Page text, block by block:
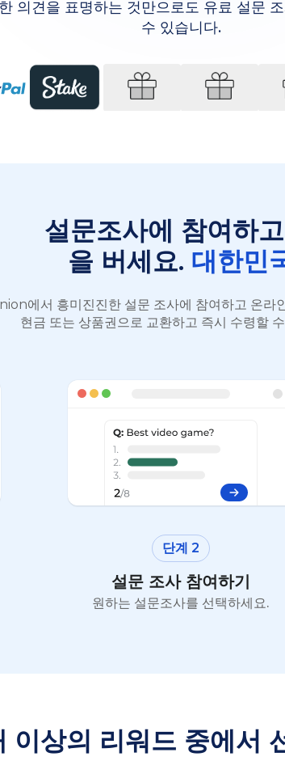
의견을 표명하는 것만으로도 유료 설문
수 있습니다.
설문조사에 참여하
을 버세요. 대한민
에서 흥미진진한 설문 조사에 참여하고 온라
현금 또는 상품권으로 교환하고 즉시 수령할
단계 2
설문 조사 참여하기
원하는 설문조사를 선택하세요.
이상의 리워드 중에서